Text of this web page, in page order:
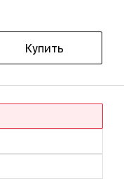
Купить